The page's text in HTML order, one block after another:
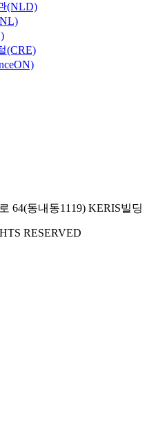
(NLD)
(CRE)
64(동내동1119) KERIS빌딩
RESERVED